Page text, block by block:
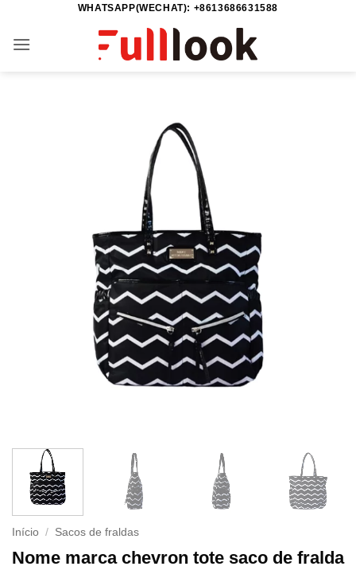
content
WHATSAPP(WECHAT): +8613686631588
Início / Sacos de fraldas
Nome marca chevron tote saco de fralda